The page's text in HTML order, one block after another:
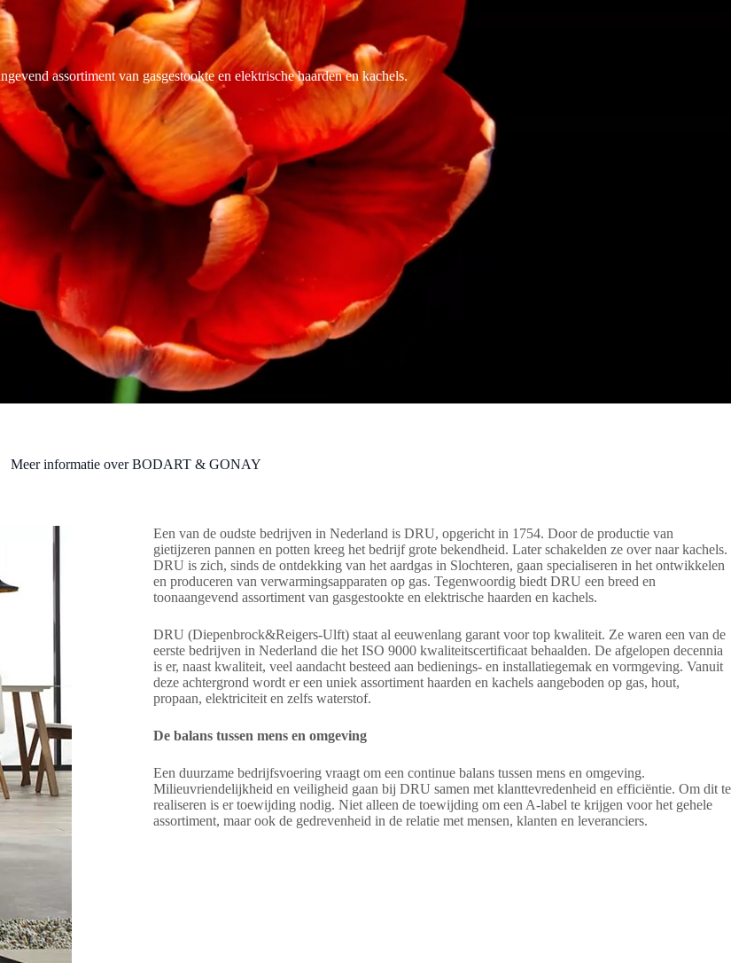
assortiment van gasgestookte en elektrische haarden en kachels.
Meer informatie over BODART & GONAY
Een van de oudste bedrijven in Nederland is DRU, opgericht in 1754. Door de productie van
gietijzeren pannen en potten kreeg het bedrijf grote bekendheid. Later schakelden ze over naar kachels.
DRU is zich, sinds de ontdekking van het aardgas in Slochteren, gaan specialiseren in het ontwikkelen
en produceren van verwarmingsapparaten op gas. Tegenwoordig biedt DRU een breed en
toonaangevend assortiment van gasgestookte en elektrische haarden en kachels.
DRU (Diepenbrock&Reigers-Ulft) staat al eeuwenlang garant voor top kwaliteit. Ze waren een van de
eerste bedrijven in Nederland die het ISO 9000 kwaliteitscertificaat behaalden. De afgelopen decennia
is er, naast kwaliteit, veel aandacht besteed aan bedienings- en installatiegemak en vormgeving. Vanuit
deze achtergrond wordt er een uniek assortiment haarden en kachels aangeboden op gas, hout,
propaan, elektriciteit en zelfs waterstof.
De balans tussen mens en omgeving
Een duurzame bedrijfsvoering vraagt om een continue balans tussen mens en omgeving.
Milieuvriendelijkheid en veiligheid gaan bij DRU samen met klanttevredenheid en efficiëntie. Om dit te
realiseren is er toewijding nodig. Niet alleen de toewijding om een A-label te krijgen voor het gehele
assortiment, maar ook de gedrevenheid in de relatie met mensen, klanten en leveranciers.